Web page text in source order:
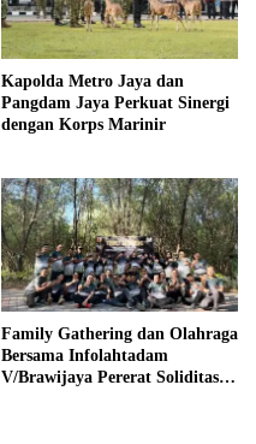
Kapolda Metro Jaya dan
Pangdam Jaya Perkuat Sinergi
dengan Korps Marinir
Family Gathering dan Olahraga
Bersama Infolahtadam
V/Brawijaya Pererat Soliditas